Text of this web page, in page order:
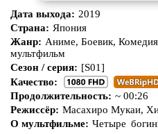
Дата выхода: 2019
Страна: Япония
Жанр: Аниме, Боевик,
мультфильм
Сезон / серия: [S01]
Качество:
Продолжительность: ~ 00:26
Режиссёр: Масахиро Мукаи,
О мультфильме: Четыре